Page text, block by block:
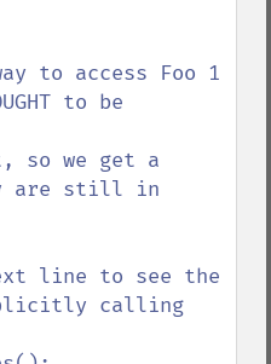
to access Foo 1
to be
so we get a
are still in
line to see the
calling